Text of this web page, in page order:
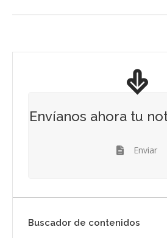
Envíanos ahora tu
Enviar
Buscador de contenidos